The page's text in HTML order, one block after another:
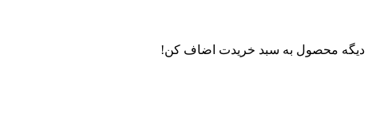
دیگه محصول به سبد خریدت اضاف کن!